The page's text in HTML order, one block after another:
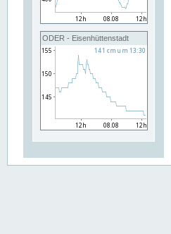
ODER - Eisenhüttenstadt